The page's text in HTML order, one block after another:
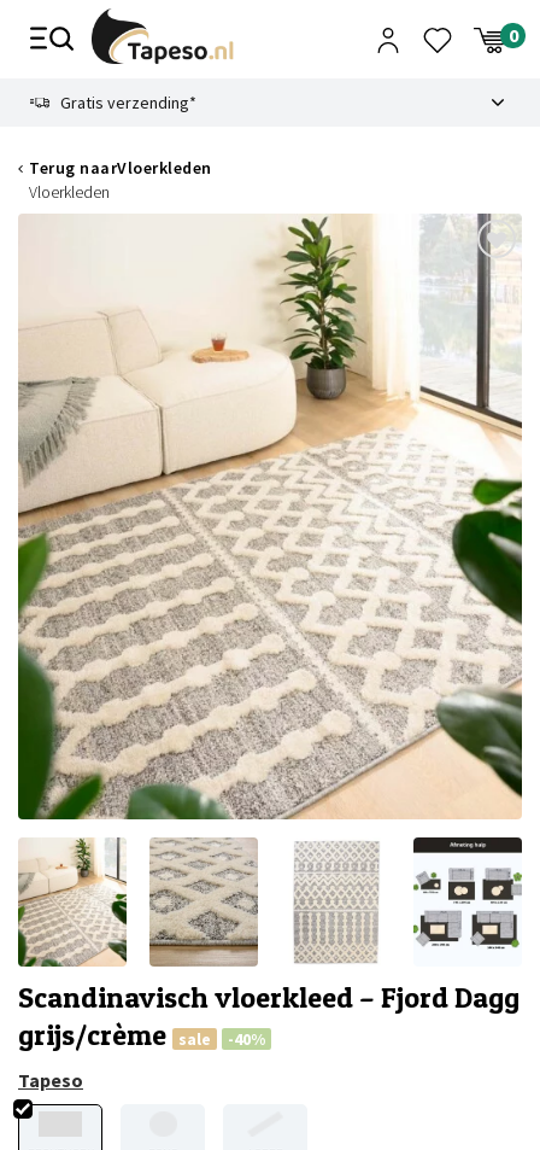
Gratis verzending*
Terug naarVloerkleden
Vloerkleden
Scandinavisch vloerkleed – Fjord Dagg
grijs/crème
sale -40%
Tapeso